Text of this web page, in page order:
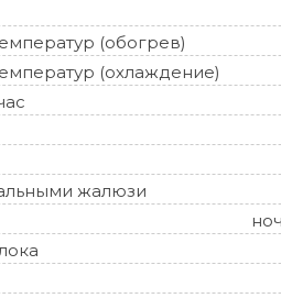
(обогрев)
(охлаждение)
жалюзи